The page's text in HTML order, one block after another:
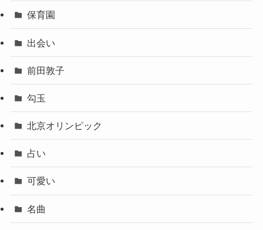
保育園
出会い
前田敦子
勾玉
北京オリンピック
占い
可愛い
名曲